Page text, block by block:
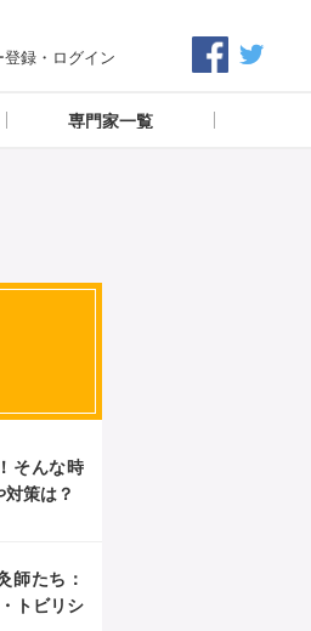
登録・ログイン
専門家一覧
そんな時
策は？
師たち：
トビリシ